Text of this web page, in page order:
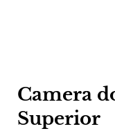
Camera
Superior